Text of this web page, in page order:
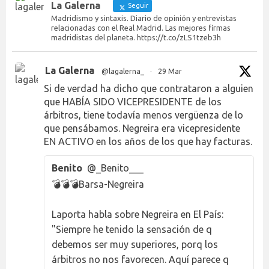
La Galerna Seguir
Madridismo y sintaxis. Diario de opinión y entrevistas
relacionadas con el Real Madrid. Las mejores firmas
madridistas del planeta. https://t.co/zLS1tzeb3h
La Galerna @lagalerna_ · 29 Mar
Si de verdad ha dicho que contrataron a alguien
que HABÍA SIDO VICEPRESIDENTE de los
árbitros, tiene todavía menos vergüenza de lo
que pensábamos. Negreira era vicepresidente
EN ACTIVO en los años de los que hay facturas.
Benito @_Benito___
💣💣💣Barsa-Negreira
Laporta habla sobre Negreira en El País:
"Siempre he tenido la sensación de q
debemos ser muy superiores, porq los
árbitros no nos favorecen. Aquí parece q